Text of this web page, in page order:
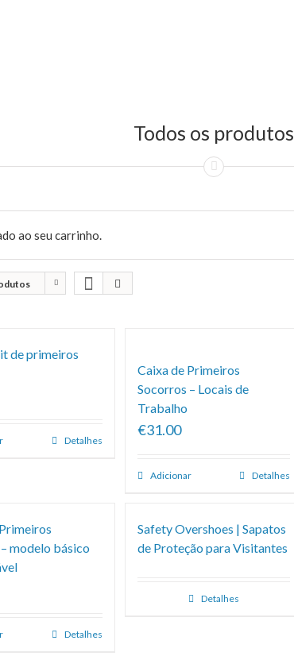
Todos os produtos
ao seu carrinho.
de primeiros
Detalhes
Caixa de Primeiros
Socorros – Locais de
Trabalho
€31.00
Adicionar Detalhes
modelo básico
Detalhes
Safety Overshoes | Sapatos
de Proteção para Visitantes
Detalhes